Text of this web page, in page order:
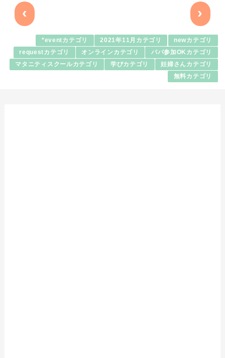
‹ ›
*eventカテゴリ 2021年11月カテゴリ newカテゴリ
requestカテゴリ オンラインカテゴリ パパ参加OKカテゴリ
マタニティスクールカテゴリ 学びカテゴリ 妊婦さんカテゴリ
無料カテゴリ